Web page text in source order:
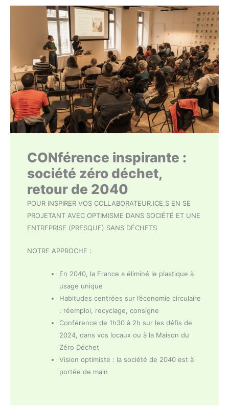
CONférence inspirante :
société zéro déchet,
retour de 2040
POUR INSPIRER VOS COLLABORATEUR.ICE.S EN SE
PROJETANT AVEC OPTIMISME DANS SOCIÉTÉ ET UNE
ENTREPRISE (PRESQUE) SANS DÉCHETS
NOTRE APPROCHE :
En 2040, la France a éliminé le plastique à
usage unique
Habitudes centrées sur l’économie circulaire
: réemploi, recyclage, consigne
Conférence de 1h30 à 2h sur les défis de
2024, dans vos locaux ou à la Maison du
Zéro Déchet
Vision optimiste : la société de 2040 est à
portée de main